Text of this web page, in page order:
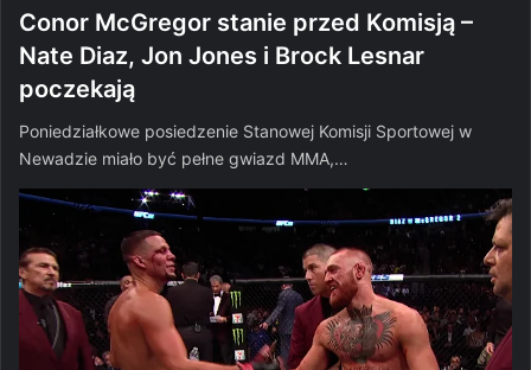
Conor McGregor stanie przed Komisją –
Nate Diaz, Jon Jones i Brock Lesnar
poczekają
Poniedziałkowe posiedzenie Stanowej Komisji Sportowej w
Newadzie miało być pełne gwiazd MMA,…